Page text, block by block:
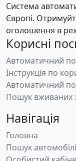
Система
Європі.
оголошення в
Корисні
Автоматичний
Інструкція по
Автоматичний
Пошук вживаних
Навігація
Головна
Пошук